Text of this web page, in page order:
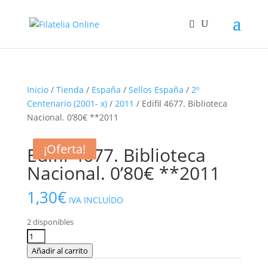
Inicio/ Tienda / España / Sellos España / 2º
Centenario (2001- x)/ 2011 / Edifil 4677. Biblioteca
Nacional. 0’80€ **2011
Edifil 4677. Biblioteca
Nacional. 0’80€ **2011
1,30€ IVA INCLUÍDO
2 disponibles
Edifil
4677.
Añadir al carrito
¡Oferta!
¡Oferta!
¡Oferta!